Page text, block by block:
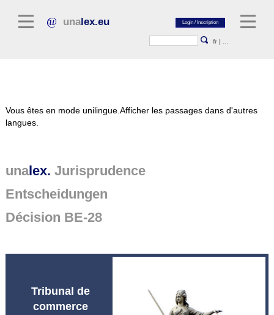
unalex.eu
fr |
Textes législatifs
Jurisprudence
Vous êtes en mode unilingue. Afficher les passages dans d'autres
langues.
unalex. Jurisprudence
Entscheidungen
Décision BE-28
Tribunal de
commerce